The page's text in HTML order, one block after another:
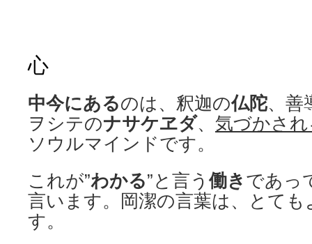
心
中今にあるのは、釈迦の仏陀、善
ヲシテのナサケヱダ、 気づかさ
ソウルマインドです。
これが”わかる”と言う働き であっ
言います。岡潔の言葉は、とて
す。